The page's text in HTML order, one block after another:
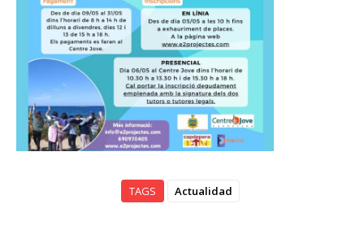
TAGS Actualidad